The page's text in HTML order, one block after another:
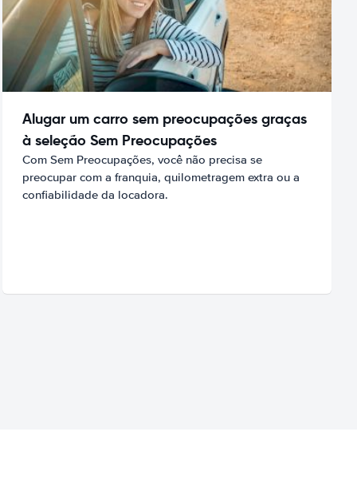
Alugar um carro sem preocupações graças
à seleção Sem Preocupações
Com Sem Preocupações, você não precisa se
preocupar com a franquia, quilometragem extra ou a
confiabilidade da locadora.